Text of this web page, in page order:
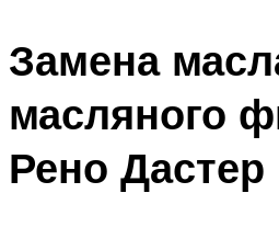
Замена
масляного
Рено Дастер